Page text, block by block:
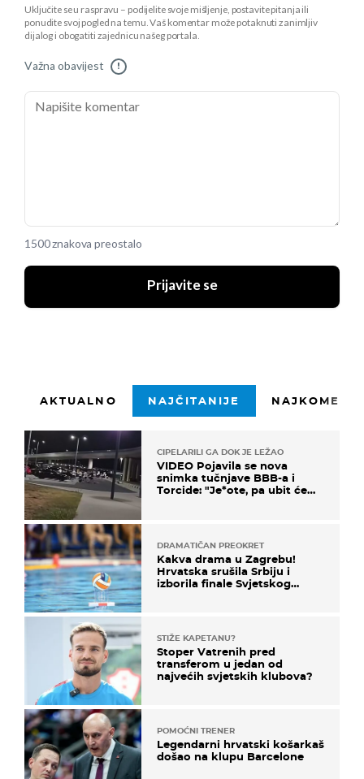
Uključite se u raspravu – podijelite svoje mišljenje, postavite pitanja ili
ponudite svoj pogled na temu. Vaš komentar može potaknuti zanimljiv
dijalog i obogatiti zajednicu našeg portala.
Važna obavijest !
1500 znakova preostalo
Prijavite se
AKTUALNO NAJČITANIJE
CIPELARILI GA DOK JE LEŽAO
VIDEO Pojavila se nova
snimka tučnjave BBB-a i
Torcide: "Je*ote, pa ubit će
DRAMATIČAN PREOKRET
Kakva drama u Zagrebu!
Hrvatska srušila Srbiju i
izborila finale Svjetskog
STIŽE KAPETANU?
Stoper Vatrenih pred
transferom u jedan od
najvećih svjetskih klubova?
POMOĆNI TRENER
Legendarni hrvatski košarkaš
došao na klupu Barcelone